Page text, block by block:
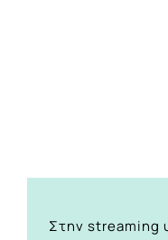
Στην streaming